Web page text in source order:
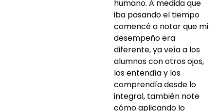
humano. A medida que
iba pasando el tiempo
comencé a notar que mi
desempeño era
diferente, ya veía a los
alumnos con otros ojos,
los entendía y los
comprendía desde lo
integral, también note
cómo aplicando lo